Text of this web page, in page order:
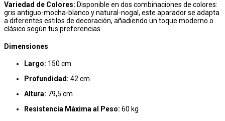
Variedad de Colores: Disponible en dos combinaciones de colores:
gris antiguo-mocha-blanco y natural-nogal, este aparador se adapta
a diferentes estilos de decoración, añadiendo un toque moderno o
clásico según tus preferencias.
Dimensiones
Largo: 150 cm
Profundidad: 42 cm
Altura: 79,5 cm
Resistencia Máxima al Peso: 60 kg